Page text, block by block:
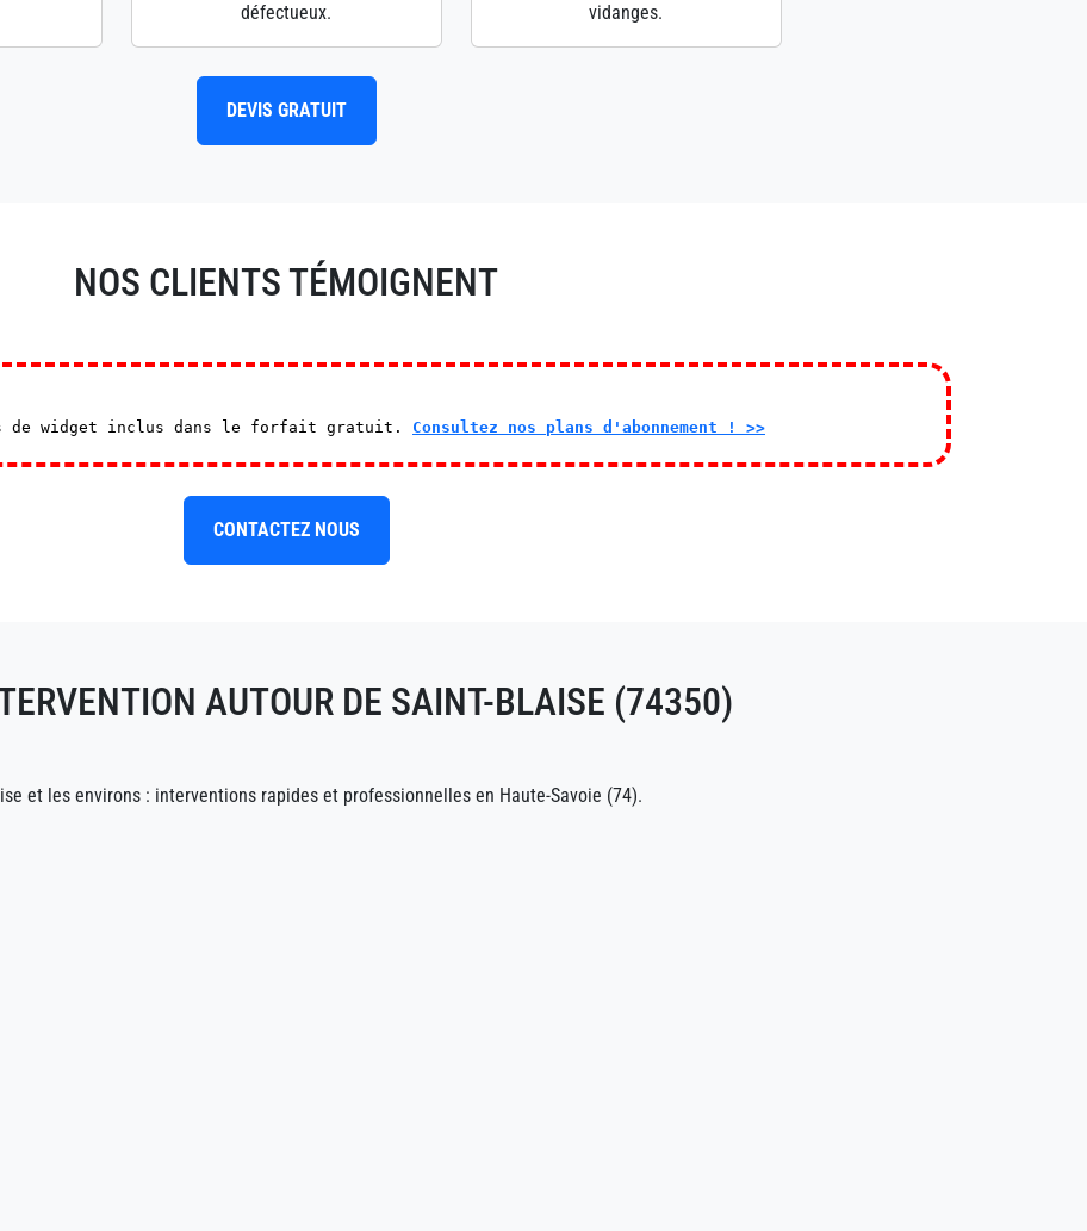
défectueux.
vidanges.
DEVIS GRATUIT
NOS CLIENTS TÉMOIGNENT
de widget inclus dans le forfait gratuit. Consultez nos plans d'abonnement ! >>
CONTACTEZ NOUS
AUTOUR DE SAINT-BLAISE (74350)
et les environs : interventions rapides et professionnelles en Haute-Savoie (74).